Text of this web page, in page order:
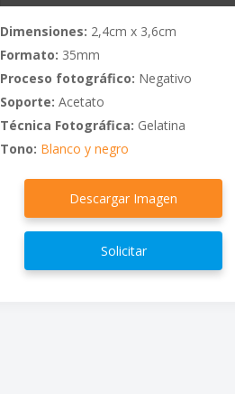
Dimensiones: 2,4cm x 3,6cm
Formato: 35mm
Proceso fotográfico: Negativo
Soporte: Acetato
Técnica Fotográfica: Gelatina
Tono: Blanco y negro
Descargar Imagen
Solicitar